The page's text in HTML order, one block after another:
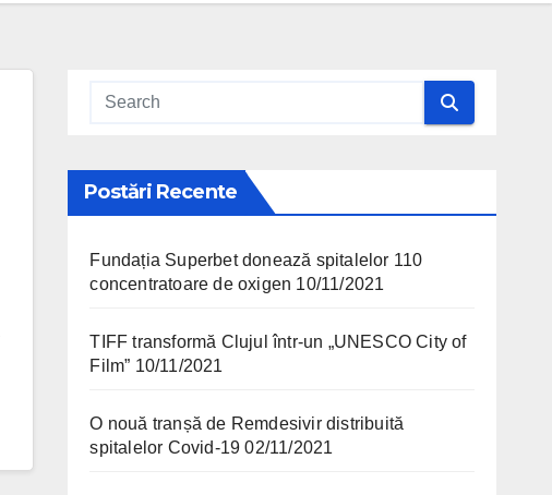
Postări Recente
Fundația Superbet donează spitalelor 110
concentratoare de oxigen 10/11/2021
TIFF transformă Clujul într-un „UNESCO City of
Film” 10/11/2021
O nouă tranșă de Remdesivir distribuită
spitalelor Covid-19 02/11/2021